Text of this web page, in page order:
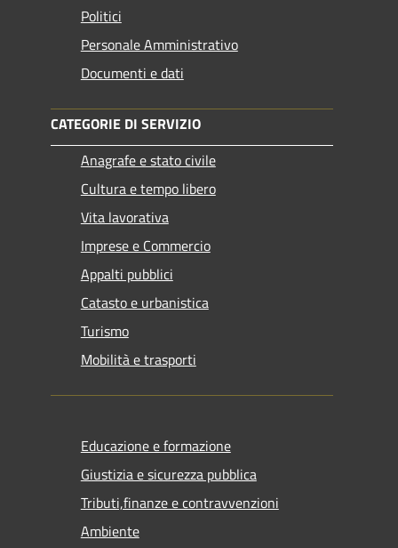
Politici
Personale Amministrativo
Documenti e dati
CATEGORIE DI SERVIZIO
Anagrafe e stato civile
Cultura e tempo libero
Vita lavorativa
Imprese e Commercio
Appalti pubblici
Catasto e urbanistica
Turismo
Mobilità e trasporti
Educazione e formazione
Giustizia e sicurezza pubblica
Tributi,finanze e contravvenzioni
Ambiente